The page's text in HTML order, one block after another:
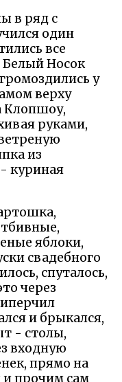
в ряд с
один
все
Белый Носок
у
верху
Клопшоу,
руками,
из
куриная
яблоки,
свадебного
спуталось,
через
и брыкался,
- столы,
входную
прямо на
и прочим сам